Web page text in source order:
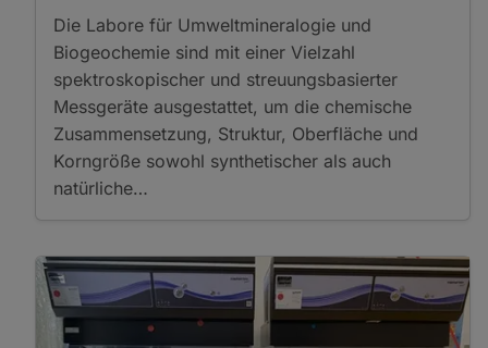
Die Labore für Umweltmineralogie und
Biogeochemie sind mit einer Vielzahl
spektroskopischer und streuungsbasierter
Messgeräte ausgestattet, um die chemische
Zusammensetzung, Struktur, Oberfläche und
Korngröße sowohl synthetischer als auch
natürliche…